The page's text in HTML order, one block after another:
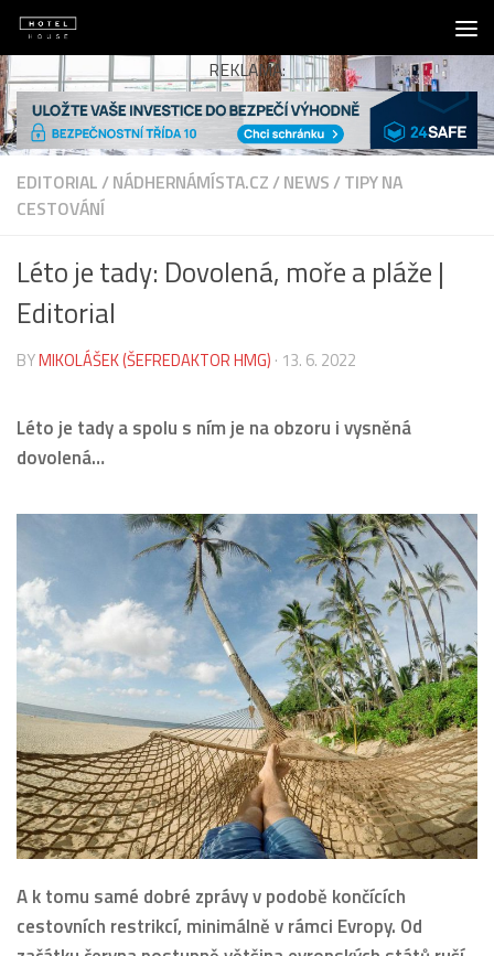
Skip to content
REKLAMA:
EDITORIAL/NÁDHERNÁMÍSTA.CZ/NEWS/TIPY NA
CESTOVÁNÍ
Léto je tady: Dovolená, moře a pláže |
Editorial
BYMIKOLÁŠEK (ŠEFREDAKTOR HMG) · 13. 6. 2022
Léto je tady a spolu s ním je na obzoru i vysněná
dovolená…
A k tomu samé dobré zprávy v podobě končících
cestovních restrikcí, minimálně v rámci Evropy. Od